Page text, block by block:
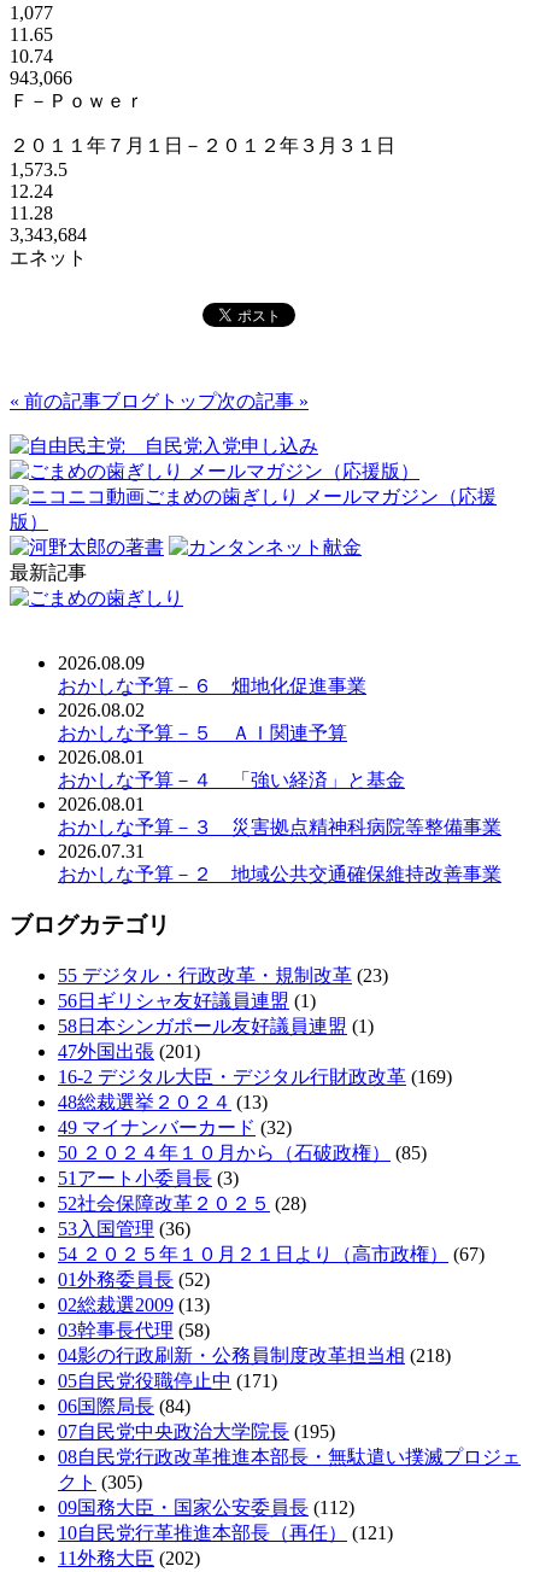
1,077
11.65
10.74
943,066
Ｆ－Ｐｏｗｅｒ
２０１１年７月１日－２０１２年３月３１日
1,573.5
12.24
11.28
3,343,684
エネット
« 前の記事ブログトップ次の記事 »
最新記事
2026.08.09
おかしな予算－６ 畑地化促進事業
2026.08.02
おかしな予算－５ ＡＩ関連予算
2026.08.01
おかしな予算－４ 「強い経済」と基金
2026.08.01
おかしな予算－３ 災害拠点精神科病院等整備事業
2026.07.31
おかしな予算－２ 地域公共交通確保維持改善事業
ブログカテゴリ
55 デジタル・行政改革・規制改革 (23)
56日ギリシャ友好議員連盟 (1)
58日本シンガポール友好議員連盟 (1)
47外国出張 (201)
16-2 デジタル大臣・デジタル行財政改革 (169)
48総裁選挙２０２４ (13)
49 マイナンバーカード (32)
50 ２０２４年１０月から（石破政権）
(85)
51アート小委員長 (3)
52社会保障改革２０２５ (28)
53入国管理 (36)
54 ２０２５年１０月２１日より（高市政権）
(67)
01外務委員長 (52)
02総裁選2009 (13)
03幹事長代理 (58)
04影の行政刷新・公務員制度改革担当相 (218)
05自民党役職停止中 (171)
06国際局長 (84)
07自民党中央政治大学院長 (195)
08自民党行政改革推進本部長・無駄遣い撲滅プロジェ
クト (305)
09国務大臣・国家公安委員長 (112)
10自民党行革推進本部長（再任）
(121)
11外務大臣 (202)